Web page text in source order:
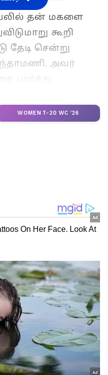
தன் மகளை
கூறி
தேடி சென்று
அவர்
கிளம்பி
இப்போ இப்படி
பண்ணுகிறார்.
கணவர்
தங்கள் மகள்
அரசிக்கும்
மாஸ்டர்
மீனா வைத்த
WOMEN T-20 WC '26